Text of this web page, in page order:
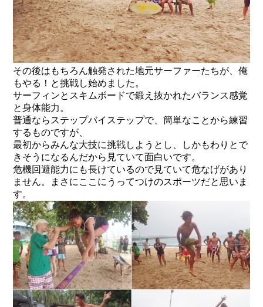
その後はもちろん触発された地元サーファーたちが、俺
もやる！と挑戦し始めました。
サーフィンとスキムボードで鍛え抜かれたバランス感覚
と身体能力。
普通ならステップバイステップで、簡単なことから練習
するものですが、
最初からみんな大技に挑戦しようとし、しかもわりとで
きそうになるんだから見ていて面白いです。
危機回避能力にも長けているので見ていて危なげがあり
ません。まさにここにうってつけのスポーツだと思いま
す。